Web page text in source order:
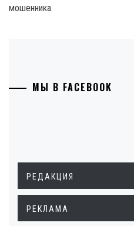
мошенника.
МЫ В FACEBOOK
РЕДАКЦИЯ
РЕКЛАМА